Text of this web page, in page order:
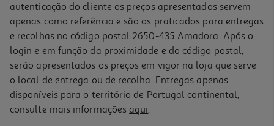
Escova Dentes Auchan Sensível Bambu Suave 1 Un
autenticação do cliente os preços apresentados servem
apenas como referência e são os praticados para entregas
e recolhas no código postal 2650-435 Amadora. Após o
login e em função da proximidade e do código postal,
serão apresentados os preços em vigor na loja que serve
o local de entrega ou de recolha. Entregas apenas
disponíveis para o território de Portugal continental,
consulte mais informações aqui.